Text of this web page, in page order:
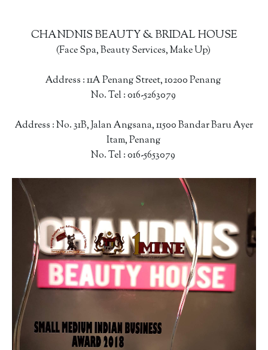
CHANDNIS BEAUTY & BRIDAL HOUSE
(Face Spa, Beauty Services, Make Up)
Address : 11A Penang Street, 10200 Penang
No. Tel : 016-5263079
Address : No. 31B, Jalan Angsana, 11500 Bandar Baru Ayer
Itam, Penang
No. Tel : 016-5653079